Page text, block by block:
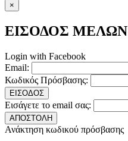
×
ΕΙΣΟΔΟΣ ΜΕΛΩΝ
Login with Facebook
Email:
Κωδικός Πρόσβασης:
ΕΙΣΟΔΟΣ
Εισάγετε το email σας:
ΑΠΟΣΤΟΛΗ
Ανάκτηση κωδικού πρόσβασης